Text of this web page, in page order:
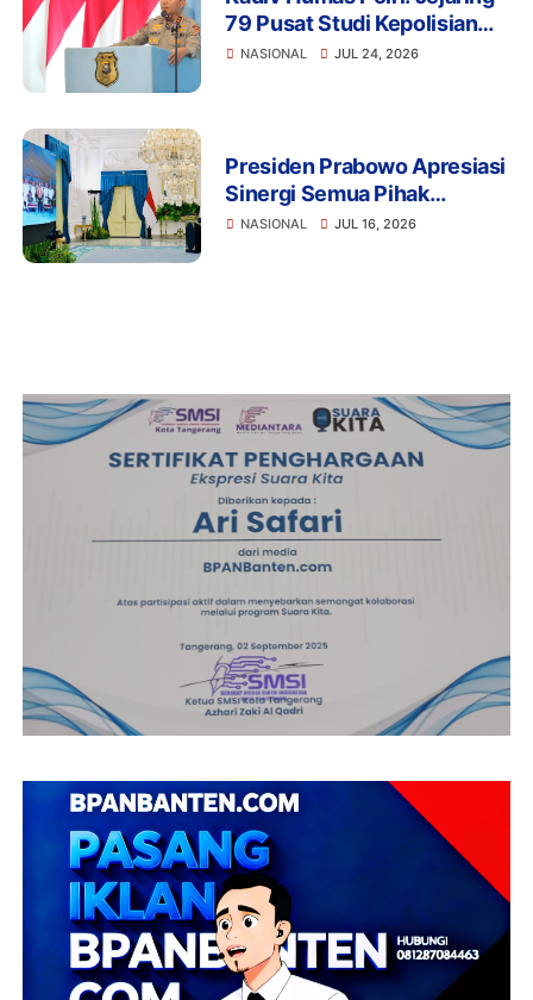
79 Pusat Studi Kepolisian
Perkuat Transformasi Polri
NASIONAL JUL 24, 2026
Presiden Prabowo Apresiasi
Sinergi Semua Pihak
Wujudkan Proyek LNG
NASIONAL JUL 16, 2026